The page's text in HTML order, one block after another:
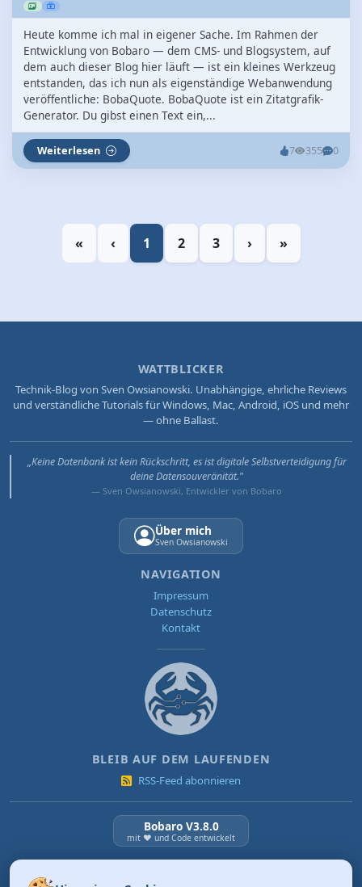
Heute komme ich mal in eigener Sache. Im Rahmen der
Entwicklung von Bobaro — dem CMS- und Blogsystem, auf
dem auch dieser Blog hier läuft — ist ein kleines Werkzeug
entstanden, das ich nun als eigenständige Webanwendung
veröffentliche: BobaQuote. BobaQuote ist ein Zitatgrafik-
Generator. Du gibst einen Text ein,...
Weiterlesen 7 355 0
« ‹ 1 2 3 › »
WATTBLICKER
Technik-Blog von Sven Owsianowski. Unabhängige, ehrliche Reviews
und verständliche Tutorials für Windows, Mac, Android, iOS und mehr
— ohne Ballast.
„Keine Datenbank ist kein Rückschritt, es ist digitale Selbstverteidigung für
deine Datensouveränität."
— Sven Owsianowski, Entwickler von Bobaro
Über mich
Sven Owsianowski
NAVIGATION
Impressum
Datenschutz
Kontakt
BLEIB AUF DEM LAUFENDEN
RSS-Feed abonnieren
Bobaro V3.8.0
mit ❤️ und Code entwickelt